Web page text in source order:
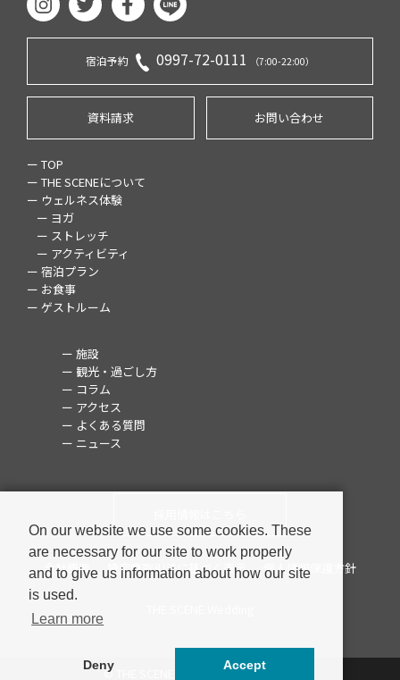
宿泊予約 0997-72-0111 （7:00-22:00）
資料請求 お問い合わせ
ー TOP
ー THE SCENEについて
ー ウェルネス体験
ー ヨガ
ー ストレッチ
ー アクティビティ
ー 宿泊プラン
ー お食事
ー ゲストルーム
ー 施設
ー 観光・過ごし方
ー コラム
ー アクセス
ー よくある質問
ー ニュース
会社概要 特定商取引法に基づく表示 個人情報保護方針
© THE SCENE ALL RIGHTS RESERVED.
On our website we use some cookies. These
are necessary for our site to work properly
and to give us information about how our site
is used.
Learn more
Deny Accept